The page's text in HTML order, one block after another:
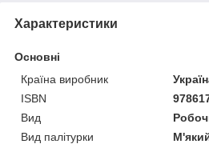
Характеристики
Основні
Країна виробник
ISBN
Вид
Вид палітурки